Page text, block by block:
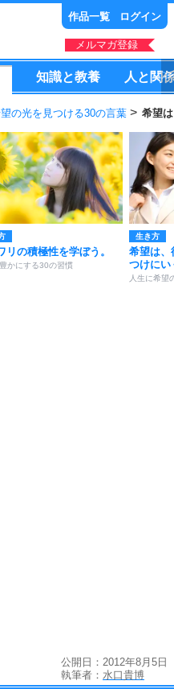
作品一覧 ログイン
メルマガ登録
知識と教養 人 と 関
の光を見つける30の言葉 希望
リの積極性を学ぼう。
かにする30の習慣
生き方
希望は、
つけにい
人生に希望
公開日：2012年8月5日
執筆者： 水口貴博